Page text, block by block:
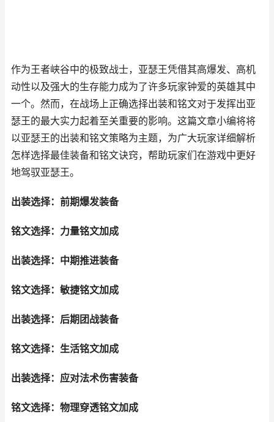
作为王者峡谷中的极致战士，亚瑟王凭借其高爆发、高机
动性以及强大的生存能力成为了许多玩家钟爱的英雄其中
一个。然而，在战场上正确选择出装和铭文对于发挥出亚
瑟王的最大实力起着至关重要的影响。这篇文章小编将将
以亚瑟王的出装和铭文策略为主题，为广大玩家详细解析
怎样选择最佳装备和铭文诀窍，帮助玩家们在游戏中更好
地驾驭亚瑟王。
出装选择：前期爆发装备
铭文选择：力量铭文加成
出装选择：中期推进装备
铭文选择：敏捷铭文加成
出装选择：后期团战装备
铭文选择：生活铭文加成
出装选择：应对法术伤害装备
铭文选择：物理穿透铭文加成